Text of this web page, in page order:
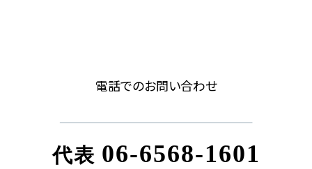
電話でのお問い合わせ
代表 06-6568-1601